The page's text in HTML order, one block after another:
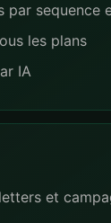
par sequence
les plans
IA
et